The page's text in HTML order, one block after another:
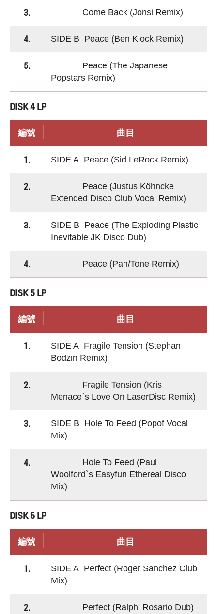
3. Come Back (Jonsi Remix)
4. SIDE B Peace (Ben Klock Remix)
5.
Peace (The Japanese
Popstars Remix)
DISK 4 LP
編號 曲目
1. SIDE A Peace (Sid LeRock Remix)
2.
Peace (Justus Köhncke
Extended Disco Club Vocal Remix)
3.
SIDE B Peace (The Exploding Plastic
Inevitable JK Disco Dub)
4. Peace (Pan/Tone Remix)
DISK 5 LP
編號 曲目
1.
SIDE A Fragile Tension (Stephan
Bodzin Remix)
2.
Fragile Tension (Kris
Menace`s Love On LaserDisc Remix)
3.
SIDE B Hole To Feed (Popof Vocal
Mix)
4.
Hole To Feed (Paul
Woolford`s Easyfun Ethereal Disco
Mix)
DISK 6 LP
編號 曲目
1.
SIDE A Perfect (Roger Sanchez Club
Mix)
2. Perfect (Ralphi Rosario Dub)